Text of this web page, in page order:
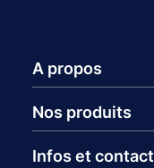
A propos
Nos produits
Infos et contact